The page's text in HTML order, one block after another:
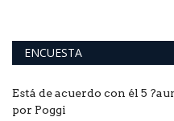
ENCUESTA
Está de acuerdo con él 5
por Poggi